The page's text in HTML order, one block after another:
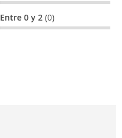
Entre 0 y 2(0)